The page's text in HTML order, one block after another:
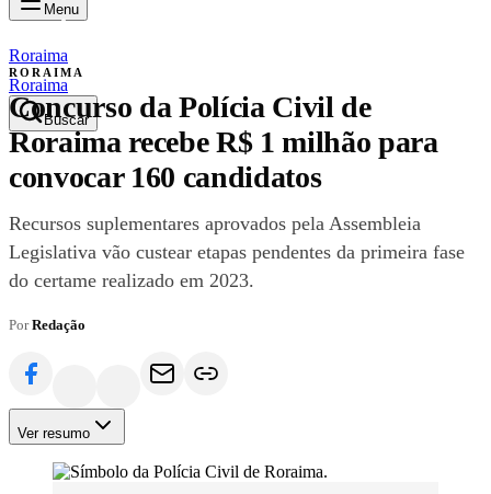
Menu
maisroraima
mais
Roraima
Buscar
Roraima
RORAIMA
Concurso da Polícia Civil de
Roraima recebe R$ 1 milhão para
convocar 160 candidatos
Recursos suplementares aprovados pela Assembleia
Legislativa vão custear etapas pendentes da primeira fase
do certame realizado em 2023.
PorRedação
Ver resumo